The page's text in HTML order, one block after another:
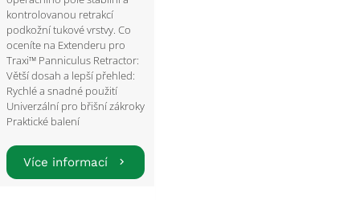
kontrolovanou retrakcí
podkožní tukové vrstvy. Co
oceníte na Extenderu pro
Traxi™ Panniculus Retractor:
Větší dosah a lepší přehled:
Rychlé a snadné použití
Univerzální pro břišní zákroky
Praktické balení
Více informací